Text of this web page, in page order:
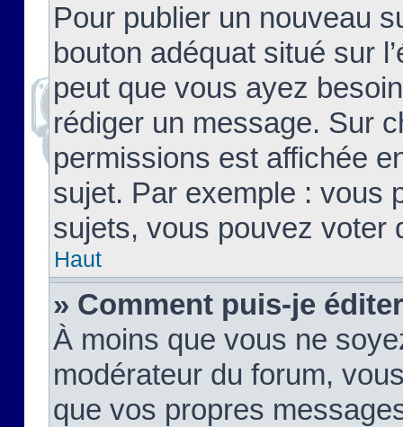
Pour publier un nouveau
bouton adéquat situé sur
peut que vous ayez
rédiger un message. Sur
permissions est affichée
sujet. Par exemple : vous
sujets, vous pouvez voter
Haut
» Comment puis-je
À moins que vous ne
modérateur du forum,
que vos propres